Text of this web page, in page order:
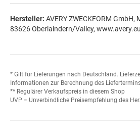
Hersteller: AVERY ZWECKFORM GmbH,
83626 Oberlaindern/Valley, www.avery.eu
* Gilt für Lieferungen nach Deutschland.
Informationen zur Berechnung des
** Regulärer Verkaufspreis in diesem Shop
UVP = Unverbindliche Preisempfehlung des